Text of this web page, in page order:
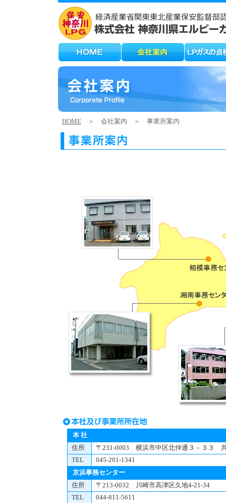
HOME＞ 会社案内 ＞ 事業所案内
本 社
住所
〒231-0003 横浜市中区北仲通３－３３
TEL
045-201-1341
京浜事務センター
住所
〒213-0032 川崎市高津区久地4-21-34
TEL
044-811-5611